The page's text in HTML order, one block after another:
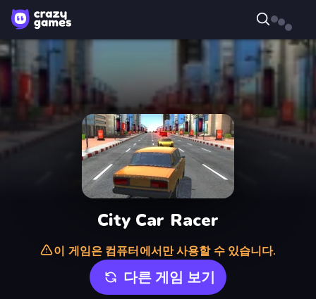
City Car Racer
이 게임은 컴퓨터에서만 사용할 수 있습니다.
다른 게임 보기